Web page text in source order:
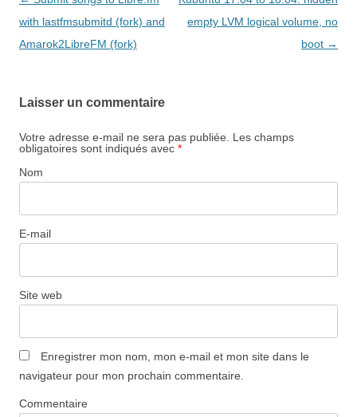
des
articles
with lastfmsubmitd (fork) and
Amarok2LibreFM (fork)
empty LVM logical volume, no
boot →
Laisser un commentaire
Votre adresse e-mail ne sera pas publiée.
Les champs
obligatoires sont indiqués avec *
Nom
E-mail
Site web
Enregistrer mon nom, mon e-mail et mon site dans le
navigateur pour mon prochain commentaire.
Commentaire